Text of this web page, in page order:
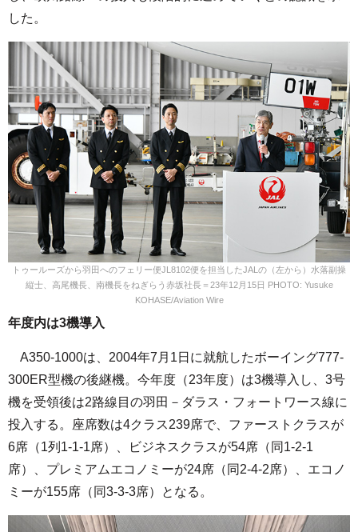
した。
トゥールーズから羽田へのフェリー便JL8102便を担当したJALの（左から）水落副操
縦士、高尾機長、南機長をねぎらう赤坂社長＝23年12月15日 PHOTO: Yusuke
KOHASE/Aviation Wire
年度内は3機導入
A350-1000は、2004年7月1日に就航したボーイング777-
300ER型機の後継機。今年度（23年度）は3機導入し、3号
機を受領後は2路線目の羽田－ダラス・フォートワース線に
投入する。座席数は4クラス239席で、ファーストクラスが
6席（1列1-1-1席）、ビジネスクラスが54席（同1-2-1
席）、プレミアムエコノミーが24席（同2-4-2席）、エコノ
ミーが155席（同3-3-3席）となる。